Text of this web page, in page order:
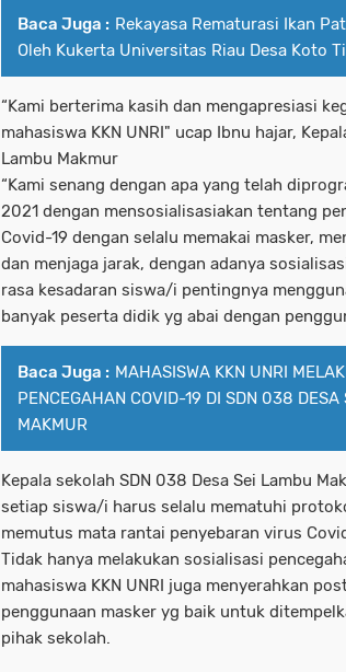
Baca Juga : Rekayasa Rematurasi Ikan
Oleh Kukerta Universitas Riau Desa Koto
“Kami berterima kasih dan mengapresiasi
mahasiswa KKN UNRI" ucap Ibnu hajar,
Lambu Makmur
“Kami senang dengan apa yang telah
2021 dengan mensosialisasiakan tentang
Covid-19 dengan selalu memakai masker,
dan menjaga jarak, dengan adanya
rasa kesadaran siswa/i pentingnya
banyak peserta didik yg abai dengan
Baca Juga : MAHASISWA KKN UNRI
PENCEGAHAN COVID-19 DI SDN 038 DESA
MAKMUR
Kepala sekolah SDN 038 Desa Sei Lambu
setiap siswa/i harus selalu mematuhi
memutus mata rantai penyebaran virus
Tidak hanya melakukan sosialisasi
mahasiswa KKN UNRI juga menyerahkan
penggunaan masker yg baik untuk
pihak sekolah.